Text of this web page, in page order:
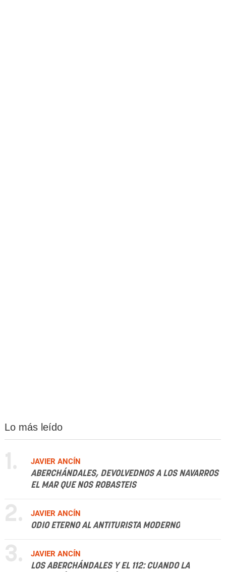
Lo más leído
1.
JAVIER ANCÍN
ABERCHÁNDALES, DEVOLVEDNOS A LOS NAVARROS
EL MAR QUE NOS ROBASTEIS
2.
JAVIER ANCÍN
ODIO ETERNO AL ANTITURISTA MODERNO
3.
JAVIER ANCÍN
LOS ABERCHÁNDALES Y EL 112: CUANDO LA